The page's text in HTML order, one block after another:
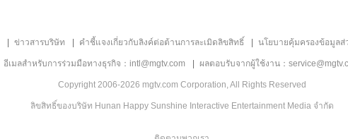
ข่าวสารบริษัท คำชี้แจงเกี่ยวกับลิงค์ต่อต้านการละเมิดลิขสิทธิ์ นโยบายคุ้มครองข้อมูล
อีเมลสำหรับการร่วมมือทางธุรกิจ：intl@mgtv.com ผลตอบรับจากผู้ใช้งาน：
Copyright 2006-2026 mgtv.com Corporation, All Rights Reserved
ลิขสิทธิ์ของบริษัท Hunan Happy Sunshine Interactive Entertainment Media จำกัด